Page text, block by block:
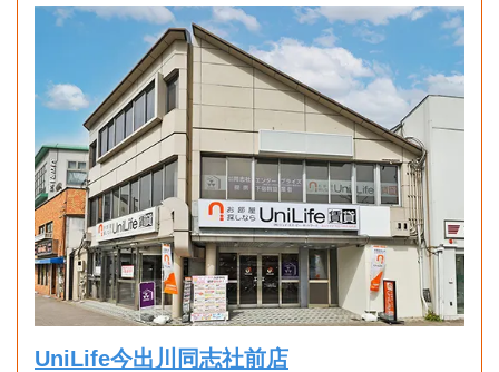
1K 23㎡〜23㎡
UniLife今出川同志社前店